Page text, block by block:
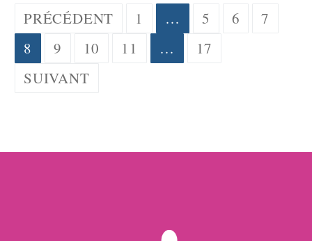
Pagination
des
publications
PRÉCÉDENT 1 … 5 6
7
8
9 10 11 …
17
SUIVANT